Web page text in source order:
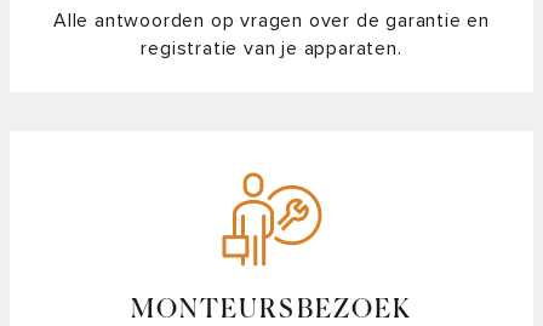
Alle antwoorden op vragen over de garantie en
registratie van je apparaten.
MONTEURSBEZOEK